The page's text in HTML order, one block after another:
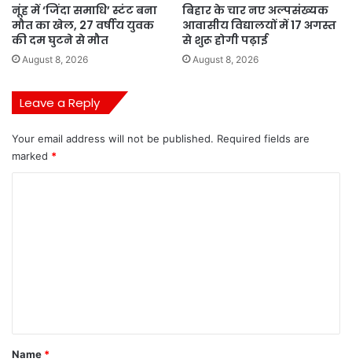
नूंह में ‘जिंदा समाधि’ स्टंट बना
मौत का खेल, 27 वर्षीय युवक
की दम घुटने से मौत
August 8, 2026
बिहार के चार नए अल्पसंख्यक
आवासीय विद्यालयों में 17 अगस्त
से शुरू होगी पढ़ाई
August 8, 2026
Leave a Reply
Your email address will not be published. Required fields are
marked *
*
Name *